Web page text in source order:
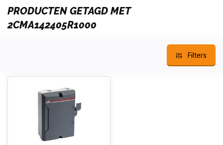
PRODUCTEN GETAGD MET
2CMA142405R1000
Filters